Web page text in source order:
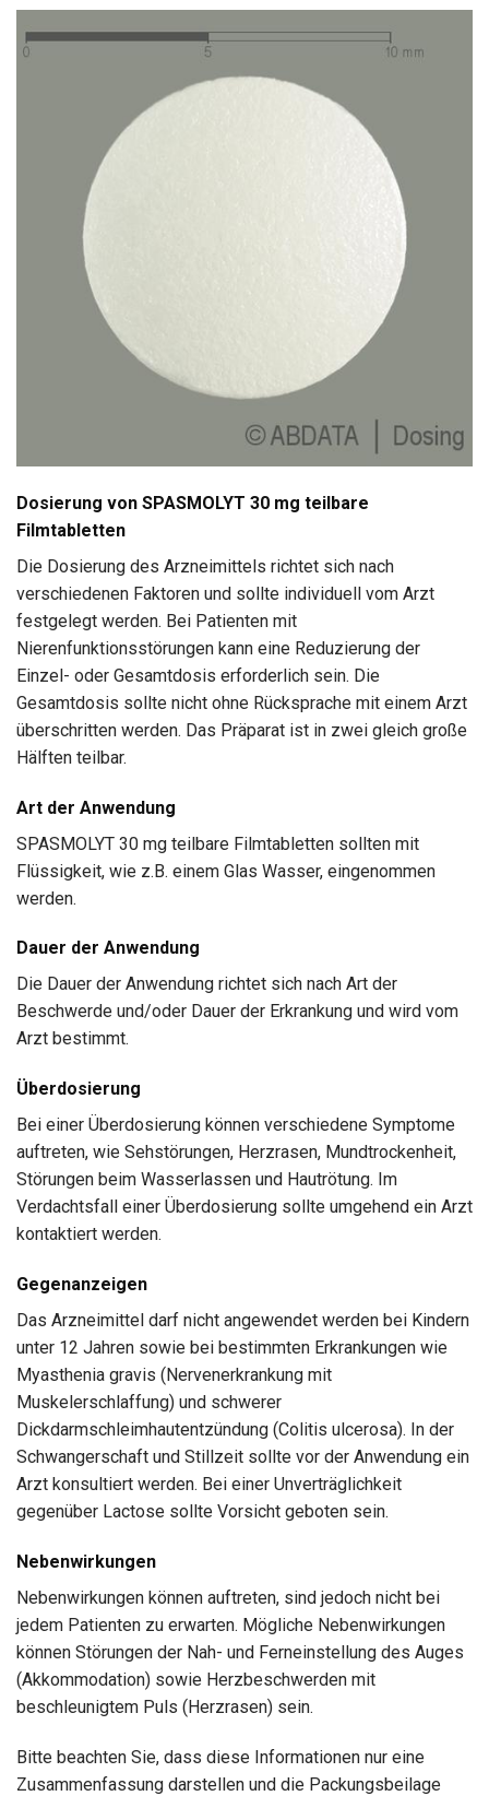
Dosierung von SPASMOLYT 30 mg teilbare
Filmtabletten
Die Dosierung des Arzneimittels richtet sich nach
verschiedenen Faktoren und sollte individuell vom Arzt
festgelegt werden. Bei Patienten mit
Nierenfunktionsstörungen kann eine Reduzierung der
Einzel- oder Gesamtdosis erforderlich sein. Die
Gesamtdosis sollte nicht ohne Rücksprache mit einem Arzt
überschritten werden. Das Präparat ist in zwei gleich große
Hälften teilbar.
Art der Anwendung
SPASMOLYT 30 mg teilbare Filmtabletten sollten mit
Flüssigkeit, wie z.B. einem Glas Wasser, eingenommen
werden.
Dauer der Anwendung
Die Dauer der Anwendung richtet sich nach Art der
Beschwerde und/oder Dauer der Erkrankung und wird vom
Arzt bestimmt.
Überdosierung
Bei einer Überdosierung können verschiedene Symptome
auftreten, wie Sehstörungen, Herzrasen, Mundtrockenheit,
Störungen beim Wasserlassen und Hautrötung. Im
Verdachtsfall einer Überdosierung sollte umgehend ein Arzt
kontaktiert werden.
Gegenanzeigen
Das Arzneimittel darf nicht angewendet werden bei Kindern
unter 12 Jahren sowie bei bestimmten Erkrankungen wie
Myasthenia gravis (Nervenerkrankung mit
Muskelerschlaffung) und schwerer
Dickdarmschleimhautentzündung (Colitis ulcerosa). In der
Schwangerschaft und Stillzeit sollte vor der Anwendung ein
Arzt konsultiert werden. Bei einer Unverträglichkeit
gegenüber Lactose sollte Vorsicht geboten sein.
Nebenwirkungen
Nebenwirkungen können auftreten, sind jedoch nicht bei
jedem Patienten zu erwarten. Mögliche Nebenwirkungen
können Störungen der Nah- und Ferneinstellung des Auges
(Akkommodation) sowie Herzbeschwerden mit
beschleunigtem Puls (Herzrasen) sein.
Bitte beachten Sie, dass diese Informationen nur eine
Zusammenfassung darstellen und die Packungsbeilage